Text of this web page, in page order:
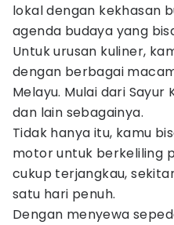
lokal dengan kekhasan
agenda budaya yang
Untuk urusan kuliner,
dengan berbagai
Melayu. Mulai dari Sayur
dan lain sebagainya.
Tidak hanya itu, kamu
motor untuk berkeliling
cukup terjangkau,
satu hari penuh.
Dengan menyewa